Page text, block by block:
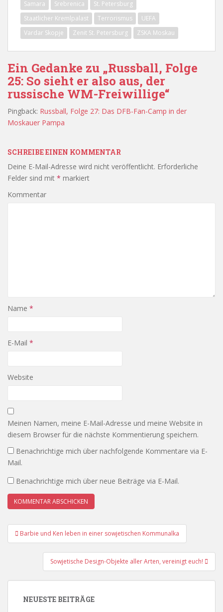
Samara Srebrenica
St. Petersburg
Staatlicher Kremlpalast
Terrorismus
UEFA
Vardar Skopje
Zenit St. Petersburg ZSKA Moskau
Ein Gedanke zu „Russball, Folge
25: So sieht er also aus, der
russische WM-Freiwillige“
Pingback: Russball, Folge 27: Das DFB-Fan-Camp in der
Moskauer Pampa
SCHREIBE EINEN KOMMENTAR
Deine E-Mail-Adresse wird nicht veröffentlicht. Erforderliche
Felder sind mit * markiert
Kommentar
Name *
E-Mail *
Website
Meinen Namen, meine E-Mail-Adresse und meine Website in
diesem Browser für die nächste Kommentierung speichern.
Benachrichtige mich über nachfolgende Kommentare via E-
Mail.
Benachrichtige mich über neue Beiträge via E-Mail.
Beitrags-
Navigation
Barbie und Ken leben in einer sowjetischen Kommunalka
Sowjetische Design-Objekte aller Arten, vereinigt euch!
NEUESTE BEITRÄGE